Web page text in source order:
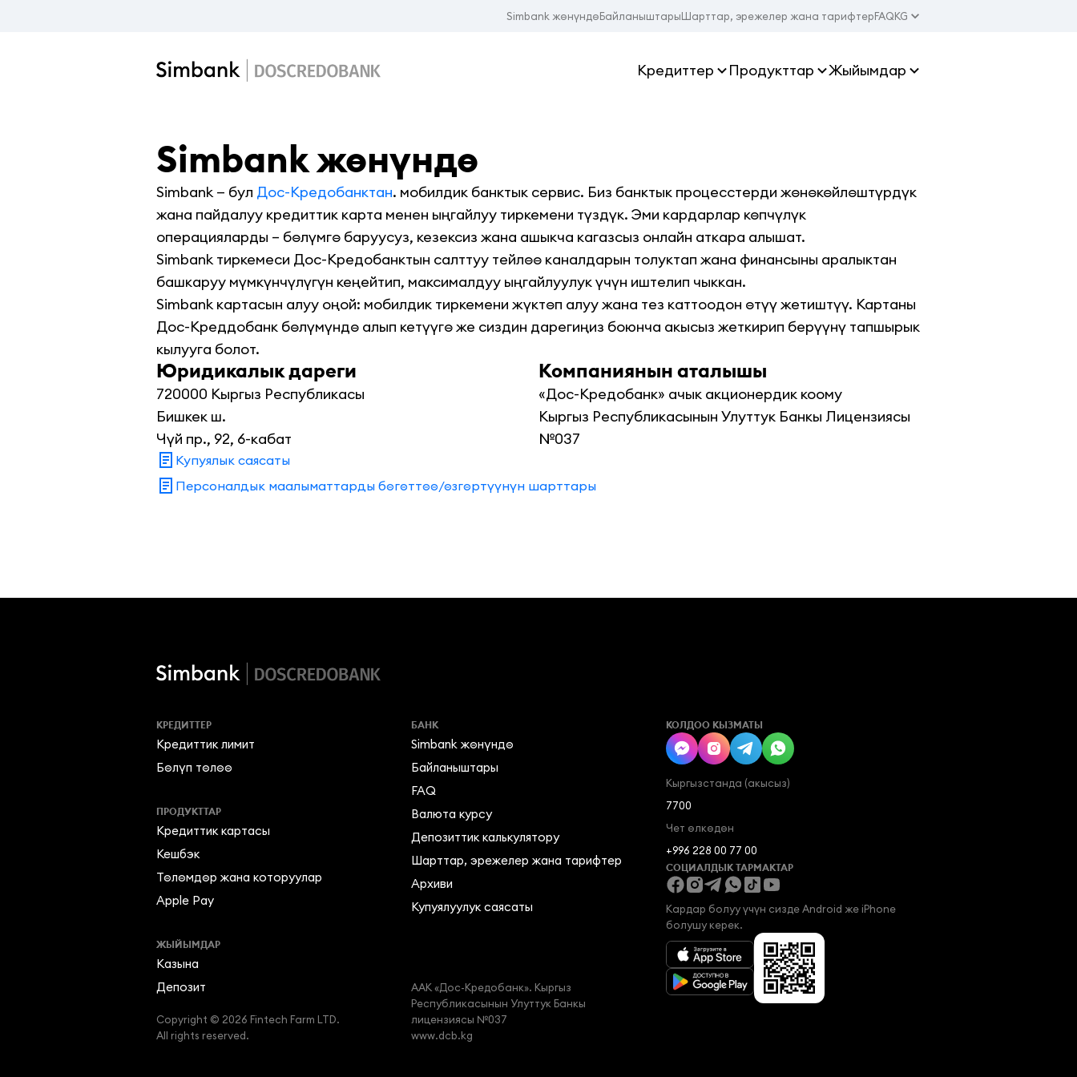
Simbank жөнүндөБайланыштарыШарттар, эрежелер жана тарифтерFAQKG
Кредиттер Продукттар Жыйымдар
Simbank жөнүндө
Simbank — бул Дос-Кредобанктан. мобилдик банктык сервис. Биз банктык процесстерди жөнөкөйлөштүрдүк
жана пайдалуу кредиттик карта менен ыңгайлуу тиркемени түздүк. Эми кардарлар көпчүлүк
операцияларды – бөлүмгө баруусуз, кезексиз жана ашыкча кагазсыз онлайн аткара алышат.
Simbank тиркемеси Дос-Кредобанктын салттуу тейлөө каналдарын толуктап жана финансыны аралыктан
башкаруу мүмкүнчүлүгүн кеңейтип, максималдуу ыңгайлуулук үчүн иштелип чыккан.
Simbank картасын алуу оңой: мобилдик тиркемени жүктөп алуу жана тез каттоодон өтүү жетиштүү. Картаны
Дос-Креддобанк бөлүмүндө алып кетүүгө же сиздин дарегиңиз боюнча акысыз жеткирип берүүнү тапшырык
кылууга болот.
Юридикалык дареги
720000 Кыргыз Республикасы
Бишкек ш.
Чүй пр., 92, 6-кабат
Компаниянын аталышы
«Дос-Кредобанк» ачык акционердик коому
Кыргыз Республикасынын Улуттук Банкы Лицензиясы
№037
Купуялык саясаты
Персоналдык маалыматтарды бөгөттөө/өзгөртүүнүн шарттары
КРЕДИТТЕР
Кредиттик лимит
Бөлүп төлөө
ПРОДУКТТАР
Кредиттик картасы
Кешбэк
Төлөмдөр жана которуулар
Apple Pay
ЖЫЙЫМДАР
Казына
Депозит
Copyright © 2026 Fintech Farm LTD.
All rights reserved.
БАНК
Simbank жөнүндө
Байланыштары
FAQ
Валюта курсу
Депозиттик калькулятору
Шарттар, эрежелер жана тарифтер
Архиви
Купуялуулук саясаты
ААК «Дос-Кредобанк». Кыргыз
Республикасынын Улуттук Банкы
лицензиясы №037
www.dcb.kg
КОЛДОО КЫЗМАТЫ
Кыргызстанда (акысыз)
7700
Чет өлкөдөн
+996 228 00 77 00
СОЦИАЛДЫК ТАРМАКТАР
Кардар болуу үчүн сизде Android же iPhone
болушу керек.